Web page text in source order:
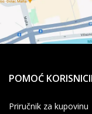
POMOĆ
Priručnik za kupovinu